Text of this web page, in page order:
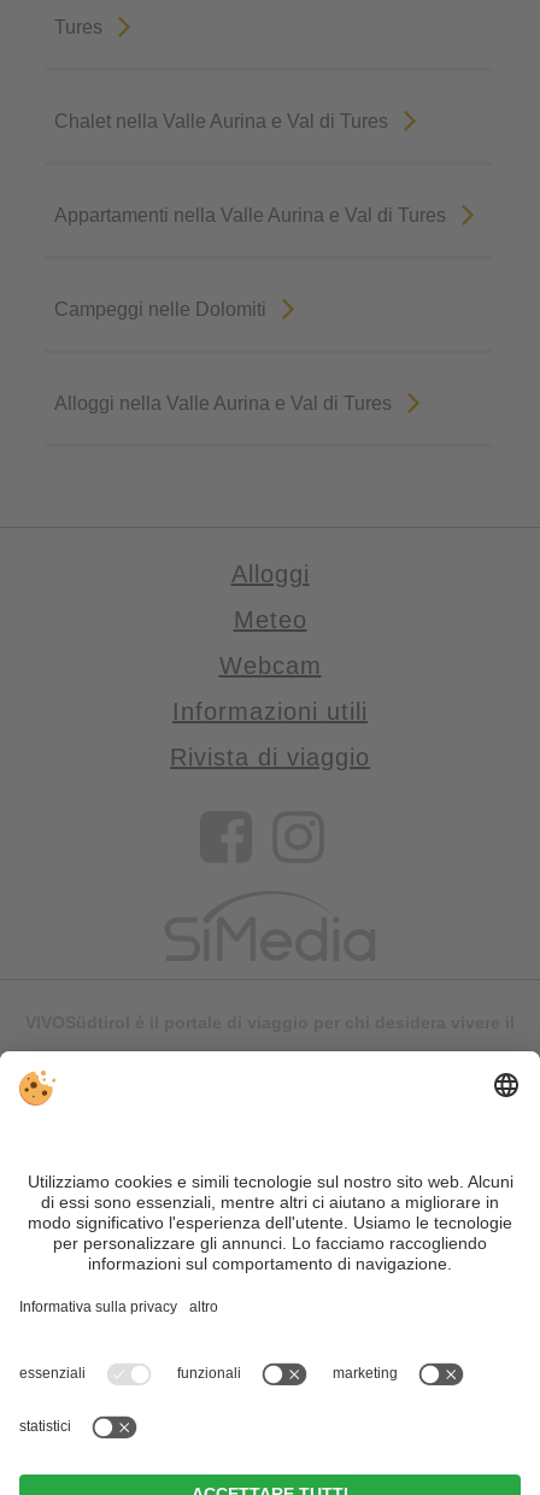
Tures
Chalet nella Valle Aurina e Val di Tures
Appartamenti nella Valle Aurina e Val di Tures
Campeggi nelle Dolomiti
Alloggi nella Valle Aurina e Val di Tures
Alloggi
Meteo
Webcam
Informazioni utili
Rivista di viaggio
contenuti, si possono verificare errori. Non garantiamo la
correttezza e la completezza di tutte le informazioni. Per
motivi di sicurezza, si prega di verificare chiedendo
direttamente sul posto all'organizzatore.
Sitemap| Editoria& Direttiva privacy |Impostazioni cookie individuali